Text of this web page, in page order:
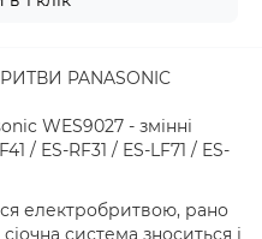
PANASONIC
WES9027 - змінні
/ ES-RF31 / ES-LF71 / ES-
електробритвою, рано
сіочна система зноситься і